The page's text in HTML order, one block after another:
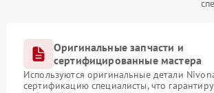
Оригинальные запчасти и
сертифицированные мастера
Используются оригинальные детали
сертификацию специалисты, что